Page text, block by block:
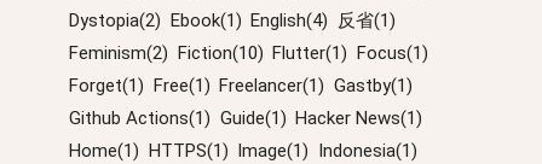
Dystopia(2) Ebook(1) English(4)
反省(1)
Feminism(2) Fiction(10) Flutter(1) Focus(1)
Forget(1) Free(1) Freelancer(1) Gastby(1)
Github Actions(1) Guide(1) Hacker News(1)
Home(1) HTTPS(1) Image(1) Indonesia(1)